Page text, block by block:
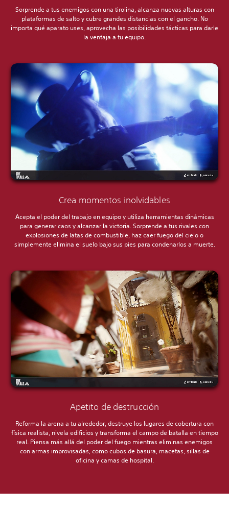
Sorprende a tus enemigos con una tirolina, alcanza nuevas alturas con
plataformas de salto y cubre grandes distancias con el gancho. No
importa qué aparato uses, aprovecha las posibilidades tácticas para darle
la ventaja a tu equipo.
Crea momentos inolvidables
Acepta el poder del trabajo en equipo y utiliza herramientas dinámicas
para generar caos y alcanzar la victoria. Sorprende a tus rivales con
explosiones de latas de combustible, haz caer fuego del cielo o
simplemente elimina el suelo bajo sus pies para condenarlos a muerte.
Apetito de destrucción
Reforma la arena a tu alrededor, destruye los lugares de cobertura con
física realista, nivela edificios y transforma el campo de batalla en tiempo
real. Piensa más allá del poder del fuego mientras eliminas enemigos
con armas improvisadas, como cubos de basura, macetas, sillas de
oficina y camas de hospital.